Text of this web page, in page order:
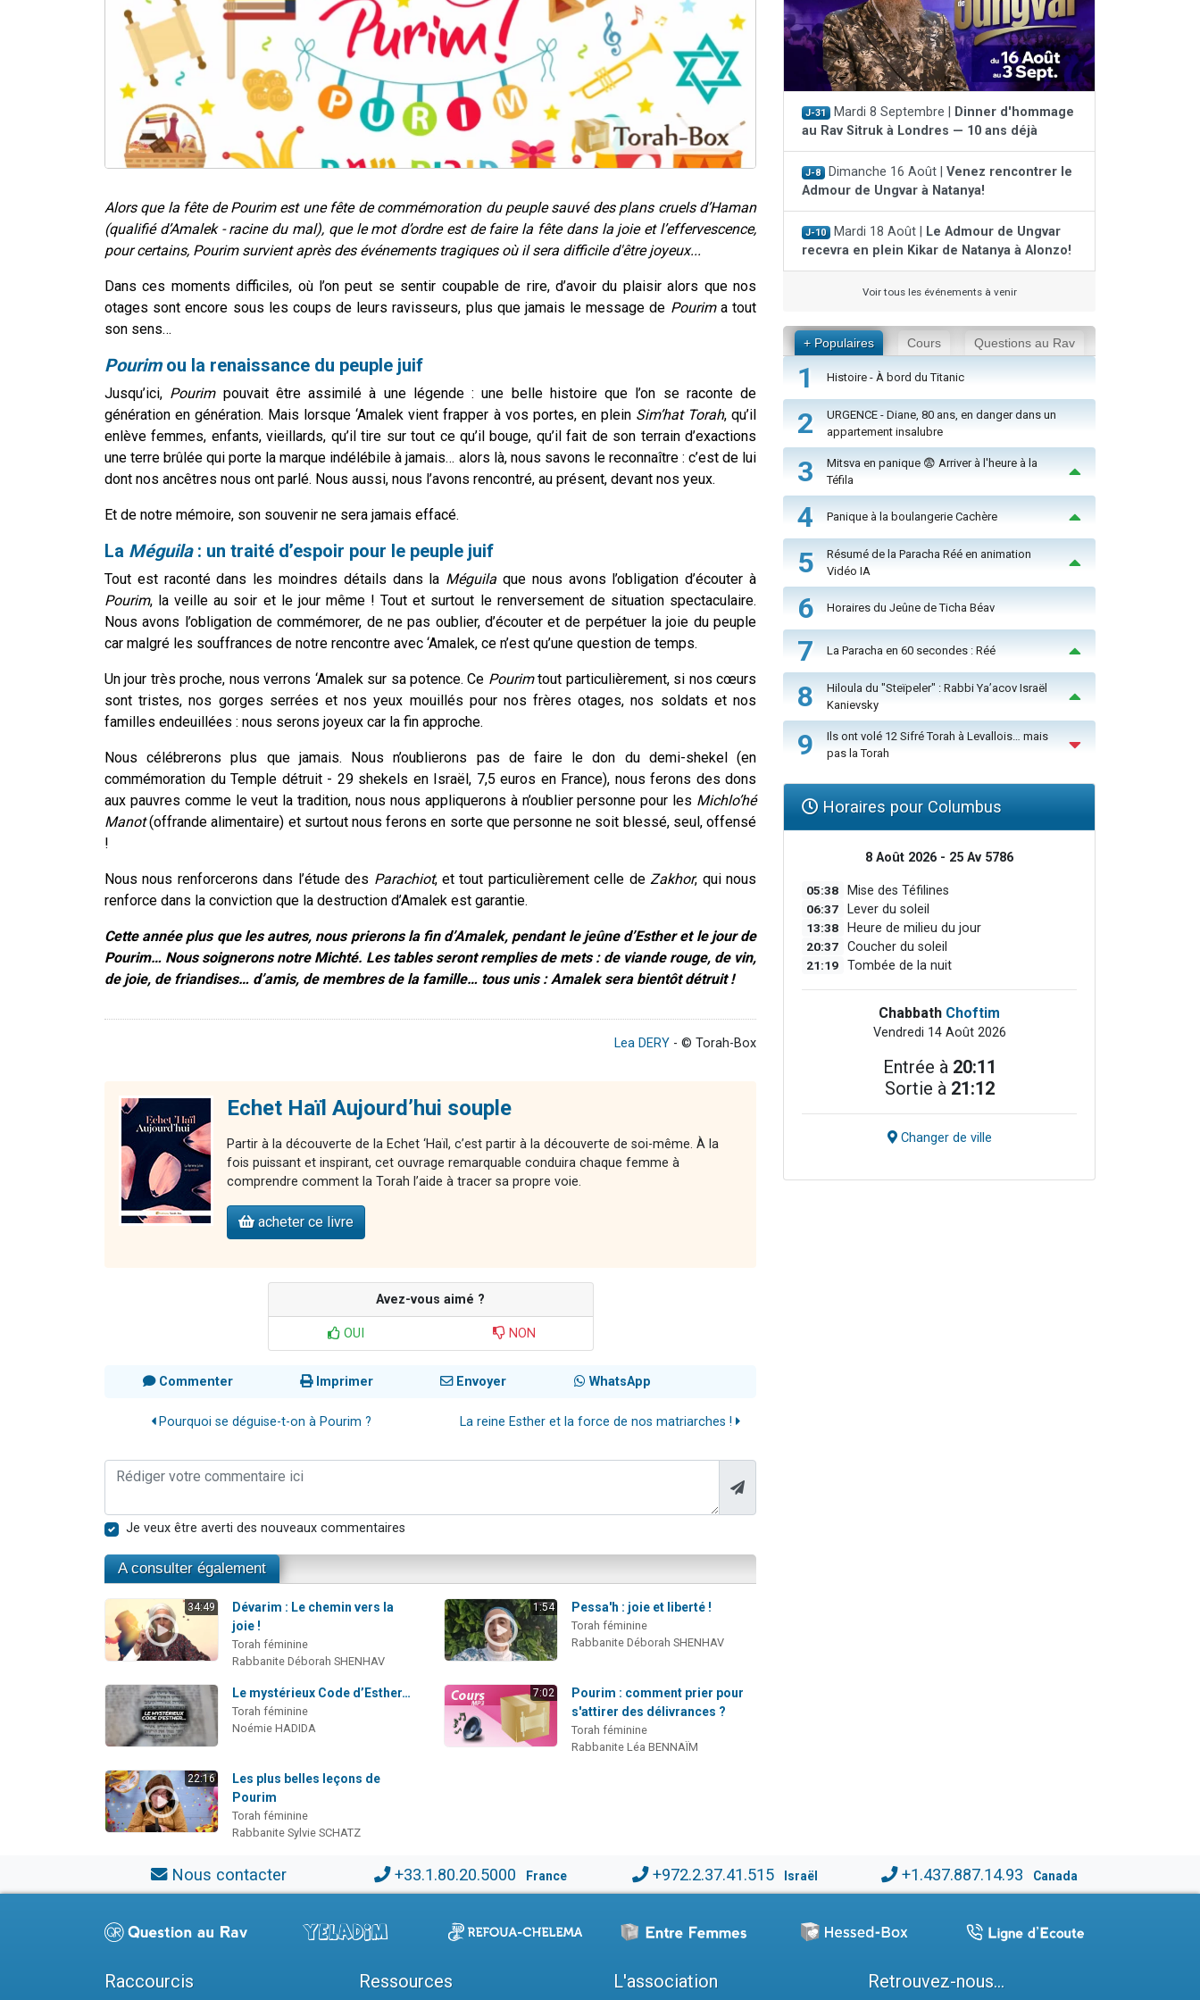
Alors que la fête de Pourim est une fête de commémoration du peuple sauvé des plans cruels d’Haman
(qualifié d’Amalek - racine du mal), que le mot d’ordre est de faire la fête dans la joie et l’effervescence,
pour certains, Pourim survient après des événements tragiques où il sera difficile d'être joyeux...
Dans ces moments difficiles, où l’on peut se sentir coupable de rire, d’avoir du plaisir alors que nos
otages sont encore sous les coups de leurs ravisseurs, plus que jamais le message de Pourima tout
son sens…
Pourimou la renaissance du peuple juif
Jusqu’ici, Pourim pouvait être assimilé à une légende : une belle histoire que l’on se raconte de
génération en génération. Mais lorsque ‘Amalek vient frapper à vos portes, en pleinSim’hat Torah, qu’il
enlève femmes, enfants, vieillards, qu’il tire sur tout ce qu’il bouge, qu’il fait de son terrain d’exactions
une terre brûlée qui porte la marque indélébile à jamais… alors là, nous savons le reconnaître : c’est de lui
dont nos ancêtres nous ont parlé. Nous aussi, nous l’avons rencontré, au présent, devant nos yeux.
Et de notre mémoire, son souvenir ne sera jamais effacé.
La Méguila: un traité d’espoir pour le peuple juif
Tout est raconté dans les moindres détails dans la Méguilaque nous avons l’obligation d’écouter à
Pourim, la veille au soir et le jour même ! Tout et surtout le renversement de situation spectaculaire.
Nous avons l’obligation de commémorer, de ne pas oublier, d’écouter et de perpétuer la joie du peuple
car malgré les souffrances de notre rencontre avec ‘Amalek, ce n’est qu’une question de temps.
Un jour très proche, nous verrons ‘Amalek sur sa potence. Ce Pourimtout particulièrement, si nos cœurs
sont tristes, nos gorges serrées et nos yeux mouillés pour nos frères otages, nos soldats et nos
familles endeuillées : nous serons joyeux car la fin approche.
Nous célébrerons plus que jamais. Nous n’oublierons pas de faire le don du demi-shekel (en
commémoration du Temple détruit - 29 shekels en Israël, 7,5 euros en France), nous ferons des dons
aux pauvres comme le veut la tradition, nous nous appliquerons à n’oublier personne pour les Michlo’hé
Manot(offrande alimentaire) et surtout nous ferons en sorte que personne ne soit blessé, seul, offensé
!
Nous nous renforcerons dans l’étude des Parachiot, et tout particulièrement celle deZakhor, qui nous
renforce dans la conviction que la destruction d’Amalek est garantie.
Cette année plus que les autres, nous prierons la fin d’Amalek, pendant le jeûne d’Esther et le jour de
Pourim… Nous soignerons notre Michté. Les tables seront remplies de mets : de viande rouge, de vin,
de joie, de friandises… d’amis, de membres de la famille… tous unis : Amalek sera bientôt détruit !
Lea DERY - © Torah-Box
Echet Haïl Aujourd’hui souple
Partir à la découverte de la Echet ‘Haïl, c’est partir à la découverte de soi-même. À la
fois puissant et inspirant, cet ouvrage remarquable conduira chaque femme à
comprendre comment la Torah l’aide à tracer sa propre voie.
acheter ce livre
Avez-vous aimé ?
OUI NON
Commenter Imprimer Envoyer WhatsApp
Pourquoi se déguise-t-on à Pourim ? La reine Esther et la force de nos matriarches !
Je veux être averti des nouveaux commentaires
A consulter également
34:49
Dévarim : Le chemin vers la
joie !
Torah féminine
Rabbanite Déborah SHENHAV
1:54 Pessa'h : joie et liberté !
Torah féminine
Rabbanite Déborah SHENHAV
Le mystérieux Code d’Esther…
Torah féminine
Noémie HADIDA
7:02
Pourim : comment prier pour
s'attirer des délivrances ?
Torah féminine
Rabbanite Léa BENNAÏM
22:16
Les plus belles leçons de
Pourim
Torah féminine
Rabbanite Sylvie SCHATZ
J-31 Mardi 8 Septembre |
Dinner d'hommage
au Rav Sitruk à Londres — 10 ans déjà
J-8 Dimanche 16 Août | Venez rencontrer le
Admour de Ungvar à Natanya!
J-10 Mardi 18 Août |
Le Admour de Ungvar
recevra en plein Kikar de Natanya à Alonzo!
Voir tous les événements à venir
+ Populaires Cours Questions au Rav
1 Histoire - À bord du Titanic
2
URGENCE - Diane, 80 ans, en danger dans un
appartement insalubre
3
Mitsva en panique 😨 Arriver à l'heure à la
Téfila
4 Panique à la boulangerie Cachère
5
Résumé de la Paracha Réé en animation
Vidéo IA
6 Horaires du Jeûne de Ticha Béav
7 La Paracha en 60 secondes : Réé
8
Hiloula du "Steïpeler" : Rabbi Ya’acov Israël
Kanievsky
9
Ils ont volé 12 Sifré Torah à Levallois… mais
pas la Torah
Horaires pour Columbus
8 Août 2026 - 25 Av 5786
05:38 Mise des Téfilines
06:37 Lever du soleil
13:38 Heure de milieu du jour
20:37 Coucher du soleil
21:19 Tombée de la nuit
Chabbath Choftim
Vendredi 14 Août 2026
Entrée à 20:11
Sortie à 21:12
Changer de ville
Nous contacter +33.1.80.20.5000 France +972.2.37.41.515 Israël +1.437.887.14.93 Canada
Raccourcis Ressources L'association Retrouvez-nous...